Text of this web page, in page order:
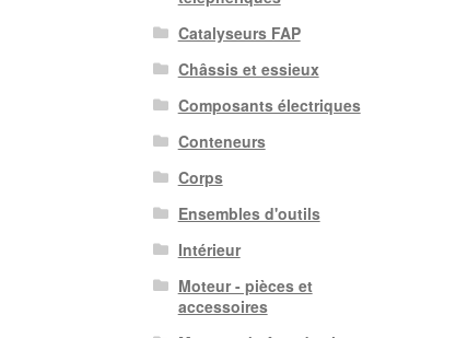
Catalyseurs FAP
Châssis et essieux
Composants électriques
Conteneurs
Corps
Ensembles d'outils
Intérieur
Moteur - pièces et
accessoires